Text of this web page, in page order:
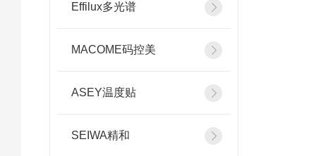
Effilux多光谱
MACOME码控美
ASEY温度贴
SEIWA精和